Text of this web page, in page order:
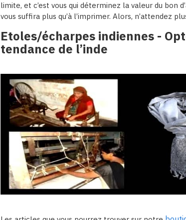
limite, et c’est vous qui déterminez la valeur du bon
vous suffira plus qu’à l’imprimer. Alors, n’attendez
Etoles/écharpes indiennes -
tendance de l’inde